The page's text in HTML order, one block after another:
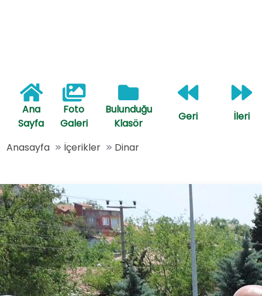
Ana
Sayfa
Foto
Galeri
Bulunduğu
Klasör
Geri İleri
Anasayfa İçerikler Dinar